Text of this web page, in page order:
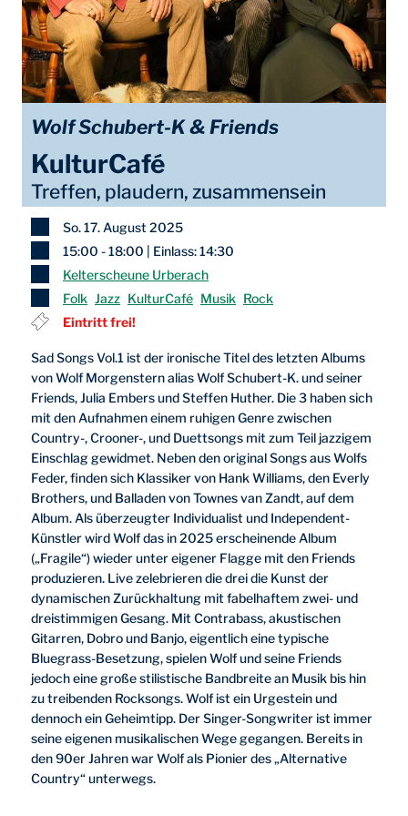
Wolf Schubert-K & Friends
KulturCafé
Treffen, plaudern, zusammensein
So. 17. August 2025
15:00 - 18:00 | Einlass: 14:30
Kelterscheune Urberach
Folk Jazz KulturCafé Musik Rock
Eintritt frei!
Sad Songs Vol.1 ist der ironische Titel des letzten Albums
von Wolf Morgenstern alias Wolf Schubert-K. und seiner
Friends, Julia Embers und Steffen Huther. Die 3 haben sich
mit den Aufnahmen einem ruhigen Genre zwischen
Country-, Crooner-, und Duettsongs mit zum Teil jazzigem
Einschlag gewidmet. Neben den original Songs aus Wolfs
Feder, finden sich Klassiker von Hank Williams, den Everly
Brothers, und Balladen von Townes van Zandt, auf dem
Album. Als überzeugter Individualist und Independent-
Künstler wird Wolf das in 2025 erscheinende Album
(„Fragile“) wieder unter eigener Flagge mit den Friends
produzieren. Live zelebrieren die drei die Kunst der
dynamischen Zurückhaltung mit fabelhaftem zwei- und
dreistimmigen Gesang. Mit Contrabass, akustischen
Gitarren, Dobro und Banjo, eigentlich eine typische
Bluegrass-Besetzung, spielen Wolf und seine Friends
jedoch eine große stilistische Bandbreite an Musik bis hin
zu treibenden Rocksongs. Wolf ist ein Urgestein und
dennoch ein Geheimtipp. Der Singer-Songwriter ist immer
seine eigenen musikalischen Wege gegangen. Bereits in
den 90er Jahren war Wolf als Pionier des „Alternative
Country“ unterwegs.